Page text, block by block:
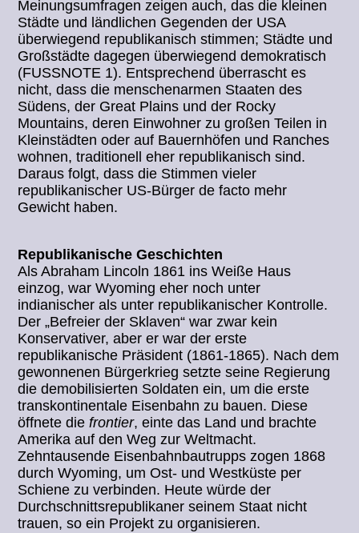
Meinungsumfragen zeigen auch, das die kleinen
Städte und ländlichen Gegenden der USA
überwiegend republikanisch stimmen; Städte und
Großstädte dagegen überwiegend demokratisch
(FUSSNOTE 1). Entsprechend überrascht es
nicht, dass die menschenarmen Staaten des
Südens, der Great Plains und der Rocky
Mountains, deren Einwohner zu großen Teilen in
Kleinstädten oder auf Bauernhöfen und Ranches
wohnen, traditionell eher republikanisch sind.
Daraus folgt, dass die Stimmen vieler
republikanischer US-Bürger de facto mehr
Gewicht haben.
Republikanische Geschichten
Als Abraham Lincoln 1861 ins Weiße Haus
einzog, war Wyoming eher noch unter
indianischer als unter republikanischer Kontrolle.
Der „Befreier der Sklaven“ war zwar kein
Konservativer, aber er war der erste
republikanische Präsident (1861-1865). Nach dem
gewonnenen Bürgerkrieg setzte seine Regierung
die demobilisierten Soldaten ein, um die erste
transkontinentale Eisenbahn zu bauen. Diese
öffnete diefrontier, einte das Land und brachte
Amerika auf den Weg zur Weltmacht.
Zehntausende Eisenbahnbautrupps zogen 1868
durch Wyoming, um Ost- und Westküste per
Schiene zu verbinden. Heute würde der
Durchschnittsrepublikaner seinem Staat nicht
trauen, so ein Projekt zu organisieren.